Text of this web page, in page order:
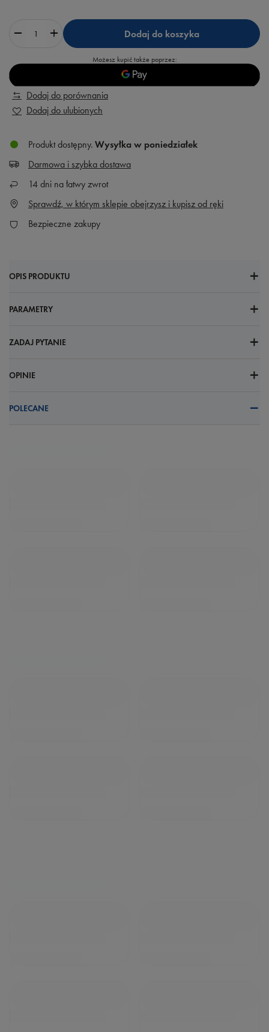
Dodaj do koszyka
Możesz kupić także poprzez:
Dodaj do porównania
Dodaj do ulubionych
Produkt dostępny Wysyłka w poniedziałek
Darmowa i szybka dostawa
14 dni na łatwy zwrot
Sprawdź, w którym sklepie obejrzysz i kupisz od ręki
Bezpieczne zakupy
OPIS PRODUKTU
PARAMETRY
ZADAJ PYTANIE
OPINIE
POLECANE